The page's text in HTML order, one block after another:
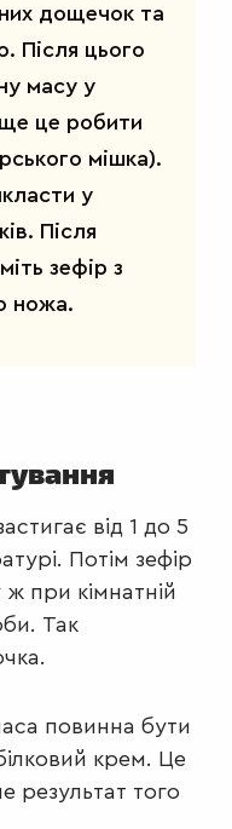
дощечок та
Після цього
масу у
це робити
мішка).
у
Після
зефір з
ножа.
від 1 до 5
Потім зефір
при кімнатній
Так
повинна бути
крем. Це
результат того